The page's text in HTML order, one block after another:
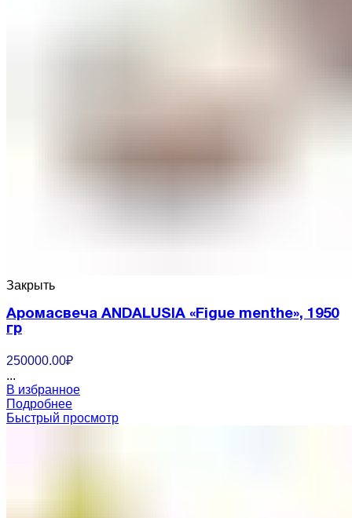
Закрыть
Аромасвеча ANDALUSIA «Figue menthe», 1950
гр
250000.00₽
...
В избранное
Подробнее
Быстрый просмотр